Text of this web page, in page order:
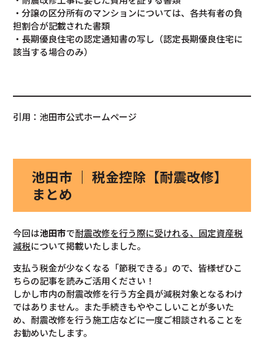
・分譲の区分所有のマンションについては、各共有者の負
担割合が記載された書類
・長期優良住宅の認定通知書の写し（認定長期優良住宅に
該当する場合のみ）
引用：池田市公式ホームページ
池田市 ｜ 税金控除【耐震改修】
まとめ
今回は池田市で耐震改修を行う際に受けれる、固定資産税
減税について掲載いたしました。
支払う税金が少なくなる「節税できる」ので、皆様ぜひこ
ちらの記事を読みご活用ください！
しかし市内の耐震改修を行う方全員が減税対象となるわけ
ではありません。また手続きもややこしいことが多いた
め、耐震改修を行う施工店などに一度ご相談されることを
お勧めいたします。